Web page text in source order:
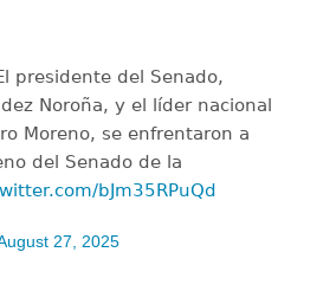
presidente del Senado,
Noroña, y el líder nacional
Moreno, se enfrentaron a
del Senado de la
bJm35RPuQd
27, 2025